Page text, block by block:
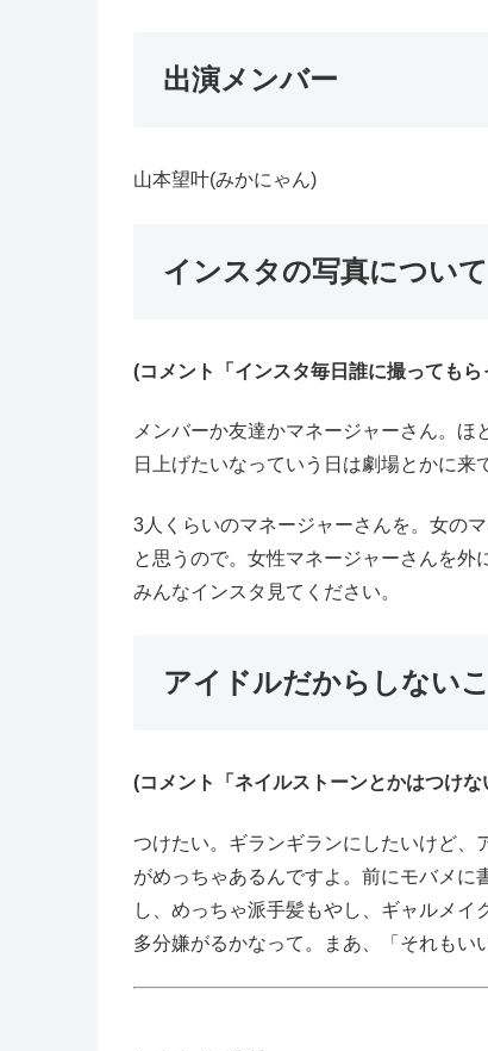
出演メンバー
山本望叶(みかにゃん)
インスタの写真について
(コメント「インスタ毎日誰に撮ってもら
メンバーか友達かマネージャーさん。
日上げたいなっていう日は劇場とかに来
3人くらいのマネージャーさんを。女の
と思うので。女性マネージャーさんを外
みんなインスタ見てください。
アイドルだからしない
(コメント「ネイルストーンとかはつけな
つけたい。ギランギランにしたいけど、
がめっちゃあるんですよ。前にモバメ
し、めっちゃ派手髪もやし、ギャルメ
多分嫌がるかなって。まあ、「それもい